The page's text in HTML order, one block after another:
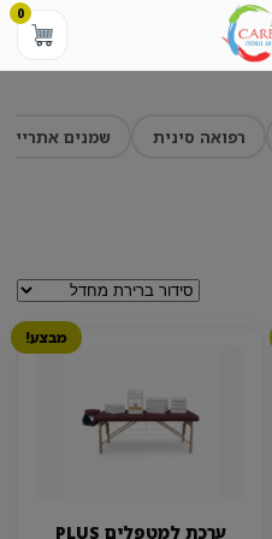
רפואה סינית שמנים אתריים
מבצע!
ערכת למטפלים PLUS